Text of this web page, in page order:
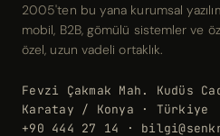
2005'ten bu yana kurumsal
mobil, B2B, gömülü sistemler ve
özel, uzun vadeli ortaklık.
Fevzi Çakmak Mah. Kudüs
Karatay / Konya · Türkiye
+90 444 27 14 ·